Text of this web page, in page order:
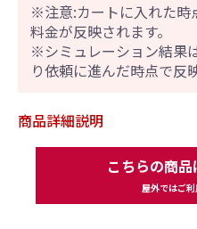
※注意:カートに入れた時
料金が反映されます。
※シミュレーション結果
り依頼に進んだ時点で反
商品詳細説明
こちらの商
屋外ではご利